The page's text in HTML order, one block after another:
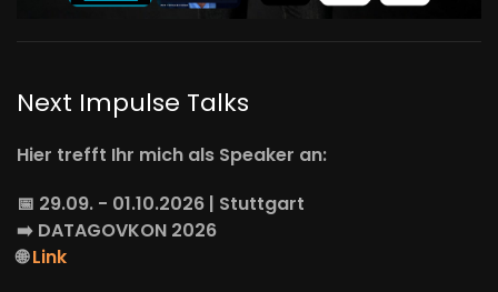
Next Impulse Talks
Hier trefft Ihr mich als Speaker an:
📅 29.09. - 01.10.2026 | Stuttgart
➡️ DATAGOVKON 2026
🌐Link